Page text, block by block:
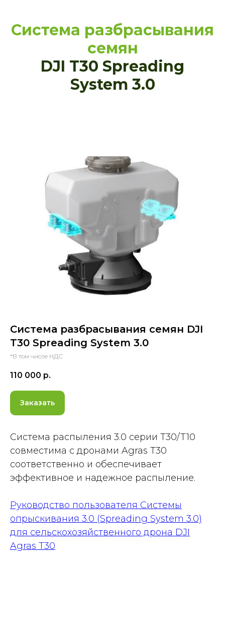
Система разбрасывания
семян
DJI T30 Spreading
System 3.0
Система разбрасывания семян DJI
T30 Spreading System 3.0
*В том числе НДС
110 000 р.
Заказать
Система распыления 3.0 серии T30/T10
совместима с дронами Agras T30
соответственно и обеспечивает
эффективное и надежное распыление.
Руководство пользователя Системы
опрыскивания 3.0 (Spreading System 3.0)
для сельскохозяйственного дрона DJI
Agras T30